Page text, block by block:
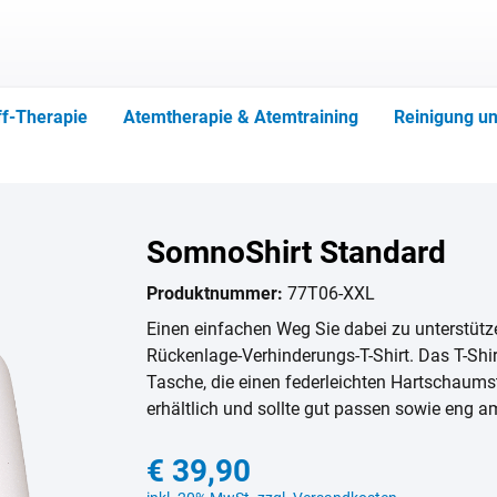
Therapie Atemtherapie & Atemtraining Reinigung
SomnoShirt Standard
Produktnummer: 77T06-XXL
Einen einfachen Weg Sie dabei zu
Rückenlage-Verhinderungs-T-Shirt. Das T-
Tasche, die einen federleichten
erhältlich und sollte gut passen sowie eng
€ 39,90